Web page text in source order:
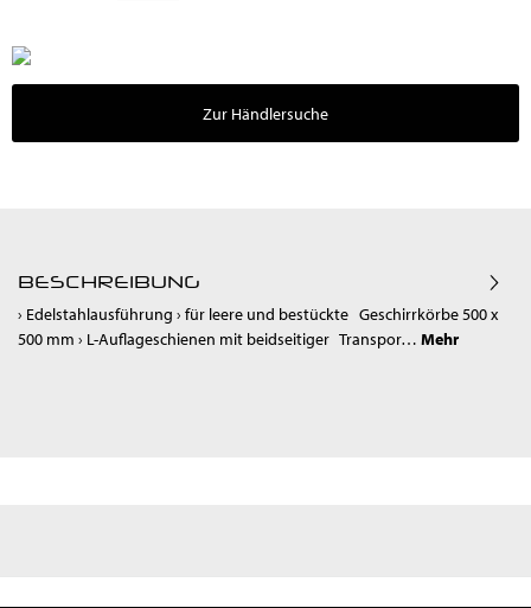
Zur Händlersuche
BESCHREIBUNG
› Edelstahlausführung › für leere und bestückte Geschirrkörbe 500 x
500 mm › L-Auflageschienen mit beidseitiger Transpor… Mehr